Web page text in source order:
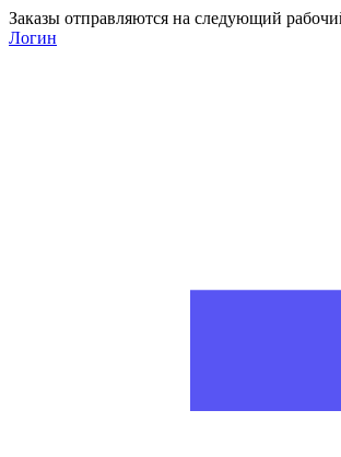
Заказы отправляются на следующий
Логин